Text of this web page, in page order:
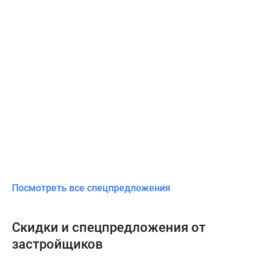
Посмотреть все спецпредложения
Скидки и спецпредложения от
застройщиков